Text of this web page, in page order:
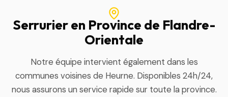
Serrurier en Province de Flandre-
Orientale
Notre équipe intervient également dans les
communes voisines de Heurne. Disponibles 24h/24,
nous assurons un service rapide sur toute la province.